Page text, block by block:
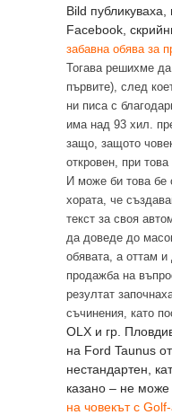
Bild
Facebook,
забавна обява за
Тогава решихме
първите), след
ни писа с
има над 93 хил.
защо, защото
откровен, при това
И може би това бе
хората, че
текст за своя
да доведе до
обявата, а оттам
продажба на
резултат
съчинения, като
OLX и гр.
на Ford Taunus от
нестандартен,
казано – не
на човекът с